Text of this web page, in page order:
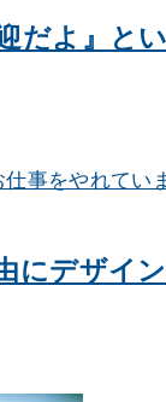
だよ』と
にデザイ